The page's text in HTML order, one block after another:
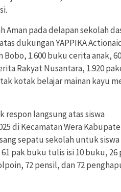
pada delapan sekolah
dukungan YAPPIKA
1.600 buku cerita anak,
Rakyat Nusantara, 1.920
kotak belajar mainan kayu
langsung atas siswa
di Kecamatan Wera
sepatu sekolah untuk
pak buku tulis isi 10 buku, 26
72 pensil, dan 72